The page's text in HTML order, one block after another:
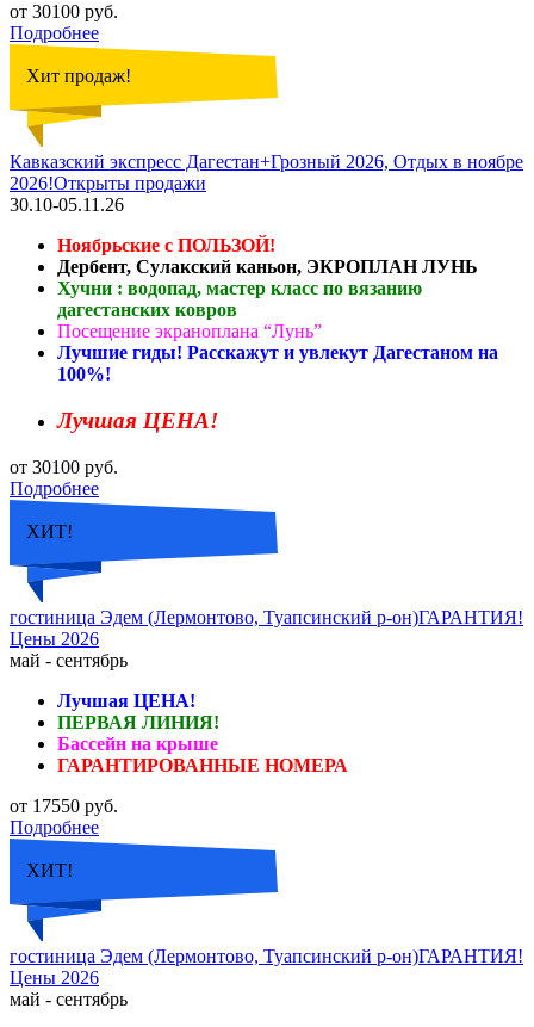
от 30100 руб.
Подробнее
Хит продаж!
Кавказский экспресс Дагестан+Грозный 2026, Отдых в ноябре
2026!Открыты продажи
30.10-05.11.26
Ноябрьские с ПОЛЬЗОЙ!
Дербент, Сулакский каньон, ЭКРОПЛАН ЛУНЬ
Хучни : водопад, мастер класс по вязанию
дагестанских ковров
Посещение экраноплана “Лунь”
Лучшие гиды! Расскажут и увлекут Дагестаном на
100%!
Лучшая ЦЕНА!
от 30100 руб.
Подробнее
ХИТ!
гостиница Эдем (Лермонтово, Туапсинский р-он)ГАРАНТИЯ!
Цены 2026
май - сентябрь
Лучшая ЦЕНА!
ПЕРВАЯ ЛИНИЯ!
Бассейн на крыше
ГАРАНТИРОВАННЫЕ НОМЕРА
от 17550 руб.
Подробнее
ХИТ!
гостиница Эдем (Лермонтово, Туапсинский р-он)ГАРАНТИЯ!
Цены 2026
май - сентябрь